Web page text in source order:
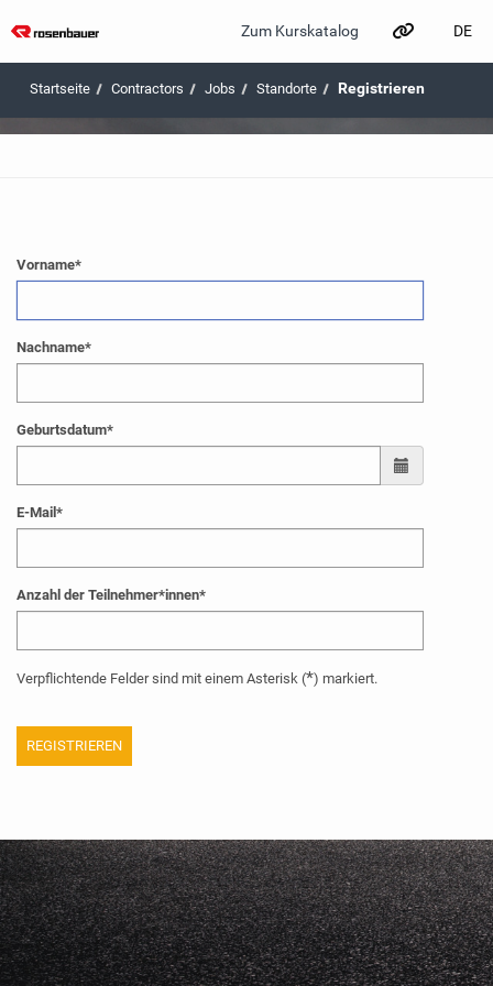
Zum Hauptinhalt wechseln
Zum Kurskatalog DE
Contractors Jobs Standorte Registrieren
Vorname*
Nachname*
Geburtsdatum*
E-Mail *
Anzahl der Teilnehmer*innen*
Verpflichtende Felder sind mit einem Asterisk (*) markiert.